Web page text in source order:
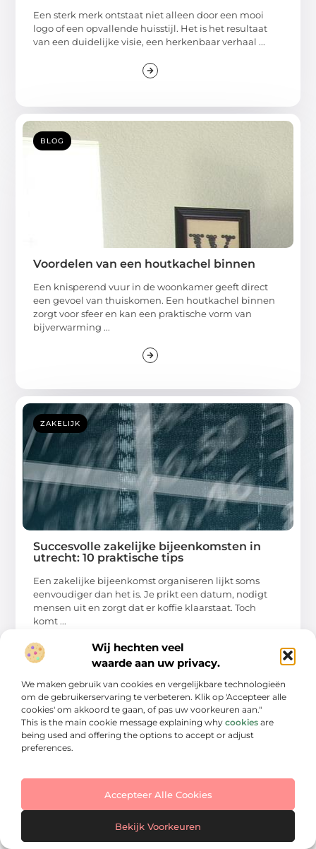
Wij hechten veel
waarde aan uw privacy.
We maken gebruik van cookies en vergelijkbare technologieën
om de gebruikerservaring te verbeteren. Klik op 'Accepteer alle
cookies' om akkoord te gaan, of pas uw voorkeuren aan."
This is the main cookie message explaining why cookies are
being used and offering the options to accept or adjust
preferences.
Accepteer Alle Cookies
Bekijk Voorkeuren
Een sterk merk ontstaat niet alleen door een mooi
logo of een opvallende huisstijl. Het is het resultaat
van een duidelijke visie, een herkenbaar verhaal ...
BLOG
Voordelen van een houtkachel binnen
Een knisperend vuur in de woonkamer geeft direct
een gevoel van thuiskomen. Een houtkachel binnen
zorgt voor sfeer en kan een praktische vorm van
bijverwarming ...
ZAKELIJK
Succesvolle zakelijke bijeenkomsten in
utrecht: 10 praktische tips
Een zakelijke bijeenkomst organiseren lijkt soms
eenvoudiger dan het is. Je prikt een datum, nodigt
mensen uit en zorgt dat er koffie klaarstaat. Toch
komt ...
Bekijk alle categorieën
ADVERTENTIES
de kleine ondernemer
Omschrijving: de kleine ondernemer